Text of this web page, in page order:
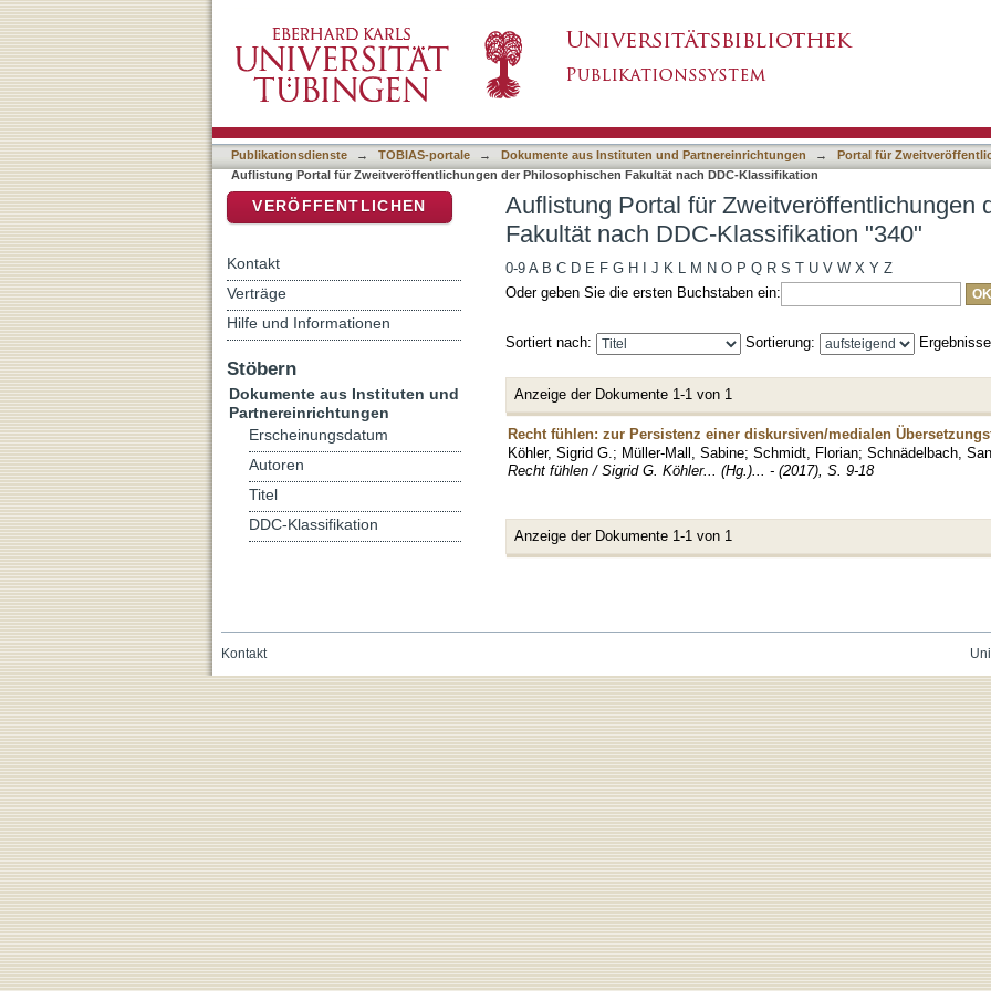
Klassifikation "340"
Publikationsdienste → TOBIAS-portale → Dokumente aus Instituten und Partnereinrichtungen → Portal für
Auflistung Portal für Zweitveröffentlichungen der Philosophischen Fakultät nach DDC-Klassifikation
Auflistung Portal für Zweitveröffentlichungen
Fakultät nach DDC-Klassifikation "340"
0-9 A B C D E F G H J K L M N O P Q R S T U V W X Y Z
Oder geben Sie die ersten Buchstaben ein:
Sortiert nach: Sortierung:
Anzeige der Dokumente 1-1 von 1
Recht fühlen: zur Persistenz einer diskursiven/medialen
Köhler, Sigrid G. ; Müller-Mall, Sabine; Schmidt, Florian; Schnädelbach,
Recht fühlen / Sigrid G. Köhler... (Hg.)... - (2017), S. 9-18
Anzeige der Dokumente 1-1 von 1
VERÖFFENTLICHEN
Kontakt
Verträge
Hilfe und Informationen
Stöbern
Dokumente aus Instituten und
Partnereinrichtungen
Erscheinungsdatum
Autoren
Titel
DDC-Klassifikation
Kontakt